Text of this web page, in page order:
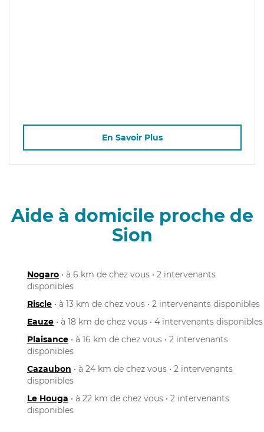
En Savoir Plus
Aide à domicile proche de
Sion
Nogaro • à 6 km de chez vous • 2 intervenants
disponibles
Riscle • à 13 km de chez vous • 2 intervenants disponibles
Eauze • à 18 km de chez vous • 4 intervenants disponibles
Plaisance • à 16 km de chez vous • 2 intervenants
disponibles
Cazaubon • à 24 km de chez vous • 2 intervenants
disponibles
Le Houga • à 22 km de chez vous • 2 intervenants
disponibles